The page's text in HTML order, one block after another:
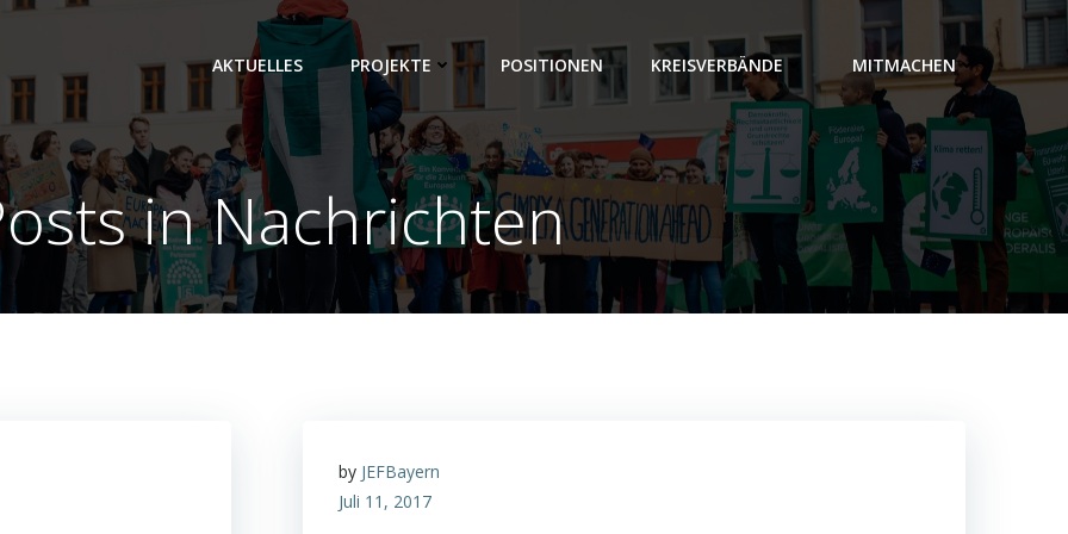
AKTUELLES PROJEKTE POSITIONEN KREISVERBÄNDE MITMACHEN
in Nachrichten
by JEFBayern
Juli 11, 2017